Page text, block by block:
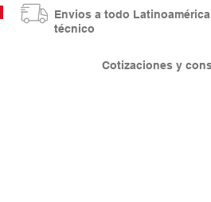
Cotizaciones y
Envios a todo
técnico